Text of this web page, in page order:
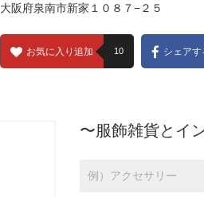
大阪府泉南市新家１０８７−２５
お気に入り追加 10 シェア
〜服飾雑貨とイ